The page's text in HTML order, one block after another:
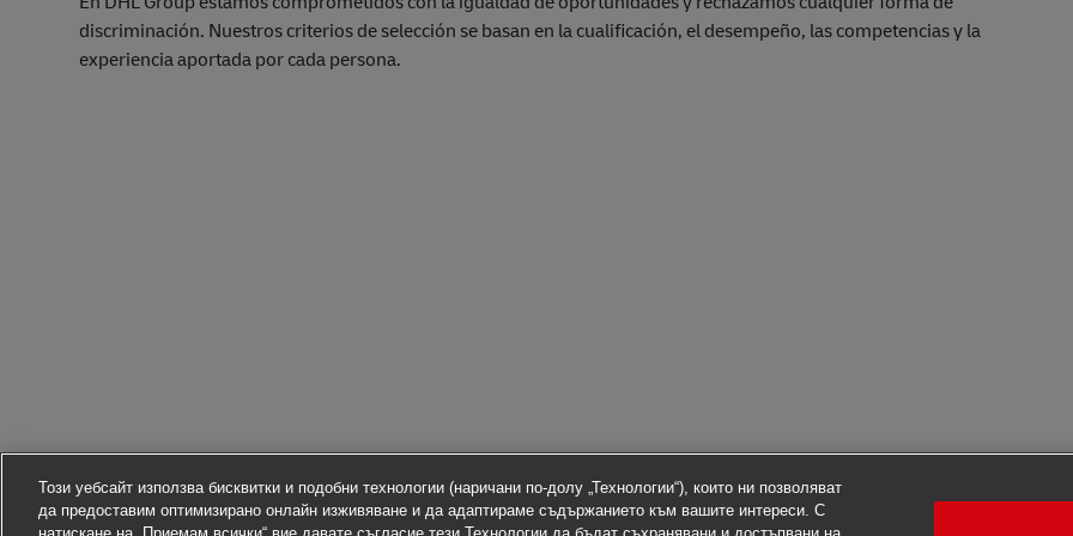
discriminación. Nuestros criterios de selección se basan en la cualificación, el desempeño, las competencias y la
experiencia aportada por cada persona.
Този уебсайт използва бисквитки и подобни технологии (наричани по-долу „Технологии“), които ни позволяват
да предоставим оптимизирано онлайн изживяване и да адаптираме съдържанието към вашите интереси. С